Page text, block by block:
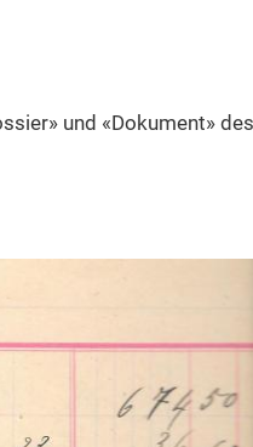
und «Dokument» des